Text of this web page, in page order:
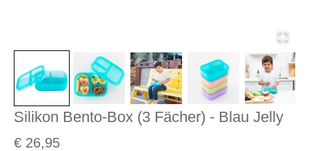
Silikon Bento-Box (3 Fächer) - Blau Jelly
€ 26,95